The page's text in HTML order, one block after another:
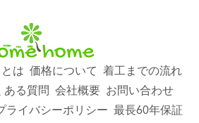
は 価格について
着工までの流れ
ある質問 会社概要 お問い合わせ
ライバシーポリシー 最長60年保証